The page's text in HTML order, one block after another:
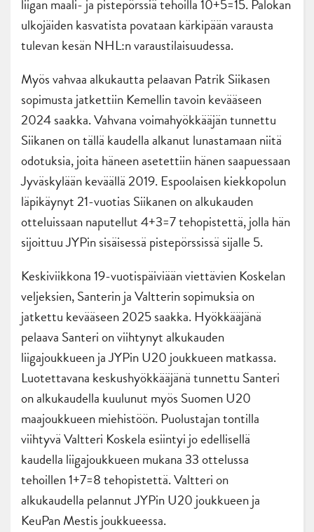
liigan maali- ja pistepörssiä tehoilla 10+5=15. Palokan
ulkojäiden kasvatista povataan kärkipään varausta
tulevan kesän NHL:n varaustilaisuudessa.
Myös vahvaa alkukautta pelaavan Patrik Siikasen
sopimusta jatkettiin Kemellin tavoin kevääseen
2024 saakka. Vahvana voimahyökkääjän tunnettu
Siikanen on tällä kaudella alkanut lunastamaan niitä
odotuksia, joita häneen asetettiin hänen saapuessaan
Jyväskylään keväällä 2019. Espoolaisen kiekkopolun
läpikäynyt 21-vuotias Siikanen on alkukauden
otteluissaan naputellut 4+3=7 tehopistettä, jolla hän
sijoittuu JYPin sisäisessä pistepörssissä sijalle 5.
Keskiviikkona 19-vuotispäiviään viettävien Koskelan
veljeksien, Santerin ja Valtterin sopimuksia on
jatkettu kevääseen 2025 saakka. Hyökkääjänä
pelaava Santeri on viihtynyt alkukauden
liigajoukkueen ja JYPin U20 joukkueen matkassa.
Luotettavana keskushyökkääjänä tunnettu Santeri
on alkukaudella kuulunut myös Suomen U20
maajoukkueen miehistöön. Puolustajan tontilla
viihtyvä Valtteri Koskela esiintyi jo edellisellä
kaudella liigajoukkueen mukana 33 ottelussa
tehoillen 1+7=8 tehopistettä. Valtteri on
alkukaudella pelannut JYPin U20 joukkueen ja
KeuPan Mestis joukkueessa.